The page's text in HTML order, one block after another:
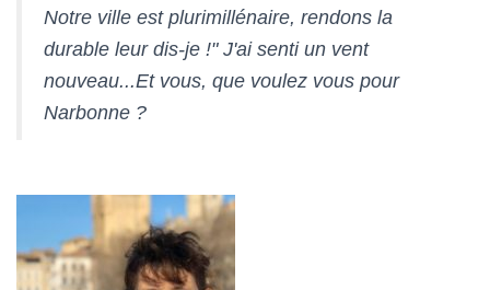
Notre ville est plurimillénaire, rendons la
durable leur dis-je !" J'ai senti un vent
nouveau...Et vous, que voulez vous pour
Narbonne ?